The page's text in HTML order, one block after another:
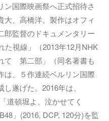
ン国際映画祭へ正式招待さ
大、高橋洋。製作はオフィ
郎監督のドキュメンタリー
た視線」（2013年12月NHK
て 第二部」（同名著書も
は、５作連続ベルリン国際
遂げた。2016年は、
道頓堀よ、泣かせてく
」(2016, DCP, 120分)を監